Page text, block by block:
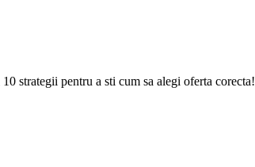
10 strategii pentru a sti cum sa alegi oferta corecta!